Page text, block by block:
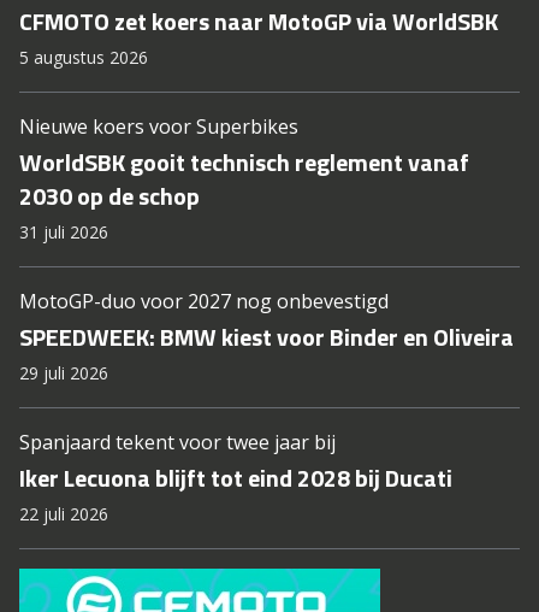
CFMOTO zet koers naar MotoGP via WorldSBK
5 augustus 2026
Nieuwe koers voor Superbikes
WorldSBK gooit technisch reglement vanaf
2030 op de schop
31 juli 2026
MotoGP-duo voor 2027 nog onbevestigd
SPEEDWEEK: BMW kiest voor Binder en Oliveira
29 juli 2026
Spanjaard tekent voor twee jaar bij
Iker Lecuona blijft tot eind 2028 bij Ducati
22 juli 2026